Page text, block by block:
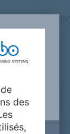
AU CHOIX
des